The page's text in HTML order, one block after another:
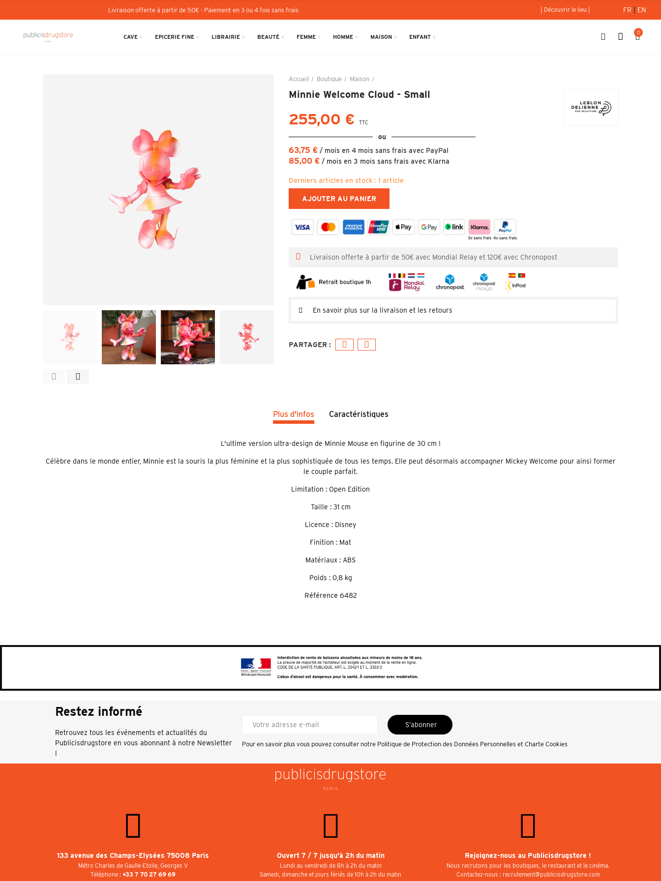
Livraison offerte à partir de 50€ - Paiement en 3 ou 4 fois sans frais | Découvrir le lieu | FR | EN
CAVE EPICERIE FINE LIBRAIRIE BEAUTÉ FEMME HOMME MAISON ENFANT
0
Accueil Boutique Maison
Minnie Welcome Cloud - Small
255,00 € TTC
ou
63,75 € / mois en 4 mois sans frais avec PayPal
85,00 € / mois en 3 mois sans frais avec Klarna
Derniers articles en stock : 1 article
AJOUTER AU PANIER
Livraison offerte à partir de 50€ avec Mondial Relay et 120€ avec Chronopost
En savoir plus sur la livraison et les retours
Plus d'infos Caractéristiques
L'ultime version ultra-design de Minnie Mouse en figurine de 30 cm !
Célèbre dans le monde entier, Minnie est la souris la plus féminine et la plus sophistiquée de tous les temps. Elle peut désormais accompagner Mickey Welcome pour ainsi former
le couple parfait.
Limitation : Open Edition
Taille : 31 cm
Licence : Disney
Finition : Mat
Matériaux : ABS
Poids : 0,8 kg
Référence 6482
Restez informé
Retrouvez tous les événements et actualités du
Publicisdrugstore en vous abonnant à notre Newsletter
!
S’abonner
Pour en savoir plus vous pouvez consulter notre Politique de Protection des Données Personnelles et Charte Cookies
133 avenue des Champs-Elysées 75008 Paris
Métro Charles de Gaulle-Etoile, Georges V
Téléphone : +33 7 70 27 69 69
Ouvert 7 / 7 jusqu'à 2h du matin
Lundi au vendredi de 8h à 2h du matin
Samedi, dimanche et jours fériés de 10h à 2h du matin
Rejoignez-nous au Publicisdrugstore !
Nous recrutons pour les boutiques, le restaurant et le cinéma.
Contactez-nous : recrutement@publicisdrugstore.com